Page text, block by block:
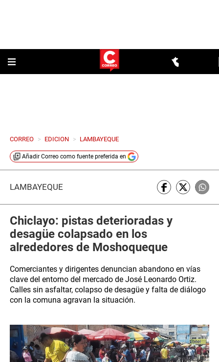
CORREO > EDICION > LAMBAYEQUE
Añadir Correo como fuente preferida en
LAMBAYEQUE
Chiclayo: pistas deterioradas y
desagüe colapsado en los
alrededores de Moshoqueque
Comerciantes y dirigentes denuncian abandono en vías
clave del entorno del mercado de José Leonardo Ortiz.
Calles sin asfaltar, colapso de desagüe y falta de diálogo
con la comuna agravan la situación.